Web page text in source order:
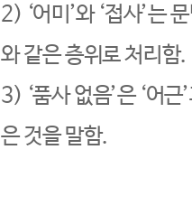
2) ‘어미’와 ‘접사’는
와 같은 층위로 처리함.
3) ‘품사 없음’은 ‘어
은 것을 말함.